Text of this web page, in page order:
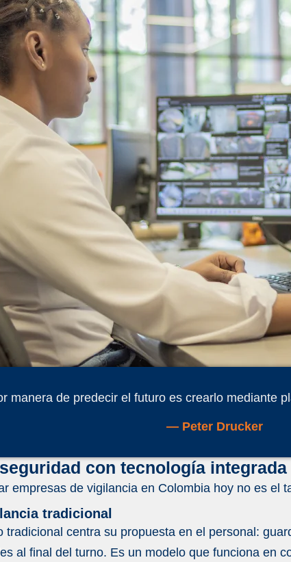
manera de predecir el futuro es crearlo mediante
— Peter Drucker
con tecnología integrada
empresas de vigilancia en Colombia hoy no es el
tradicional
centra su propuesta en el personal:
al final del turno. Es un modelo que funciona en